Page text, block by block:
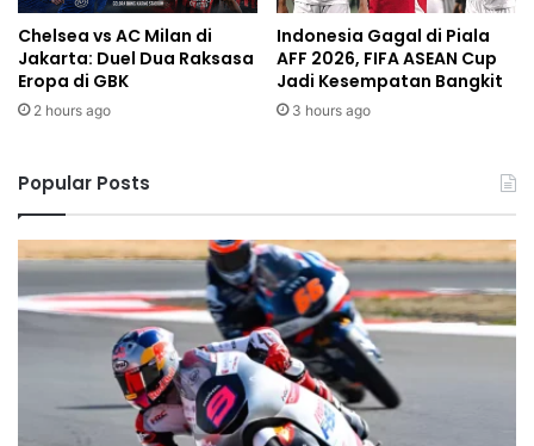
Chelsea vs AC Milan di
Jakarta: Duel Dua Raksasa
Eropa di GBK
2 hours ago
Indonesia Gagal di Piala
AFF 2026, FIFA ASEAN Cup
Jadi Kesempatan Bangkit
3 hours ago
Popular Posts